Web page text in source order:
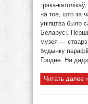
грэка-
на тое, што за
уніяцтва было
Беларусі.
музея —
будынку
Гродне. На
Читать далее